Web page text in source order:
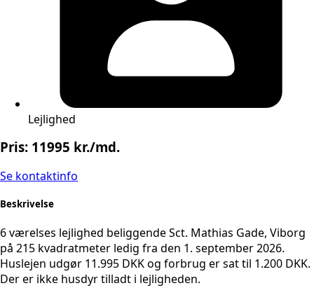
Lejlighed
Pris: 11995 kr./md.
Se kontaktinfo
Beskrivelse
6 værelses lejlighed beliggende Sct. Mathias Gade, Viborg
på 215 kvadratmeter ledig fra den 1. september 2026.
Huslejen udgør 11.995 DKK og forbrug er sat til 1.200 DKK.
Der er ikke husdyr tilladt i lejligheden.